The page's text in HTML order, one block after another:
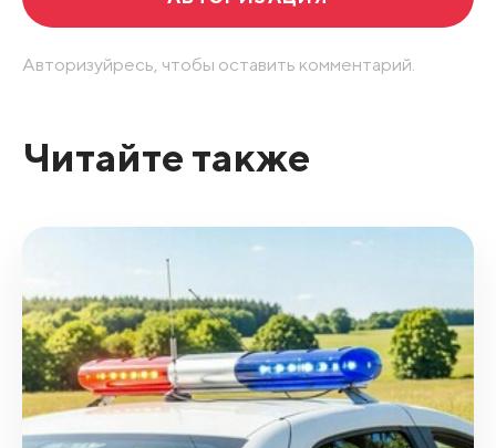
Авторизуйресь, чтобы оставить комментарий.
Читайте также